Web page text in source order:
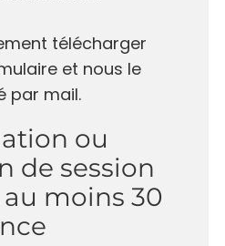
télécharger
et nous le
par mail.
ou
de session
moins 30